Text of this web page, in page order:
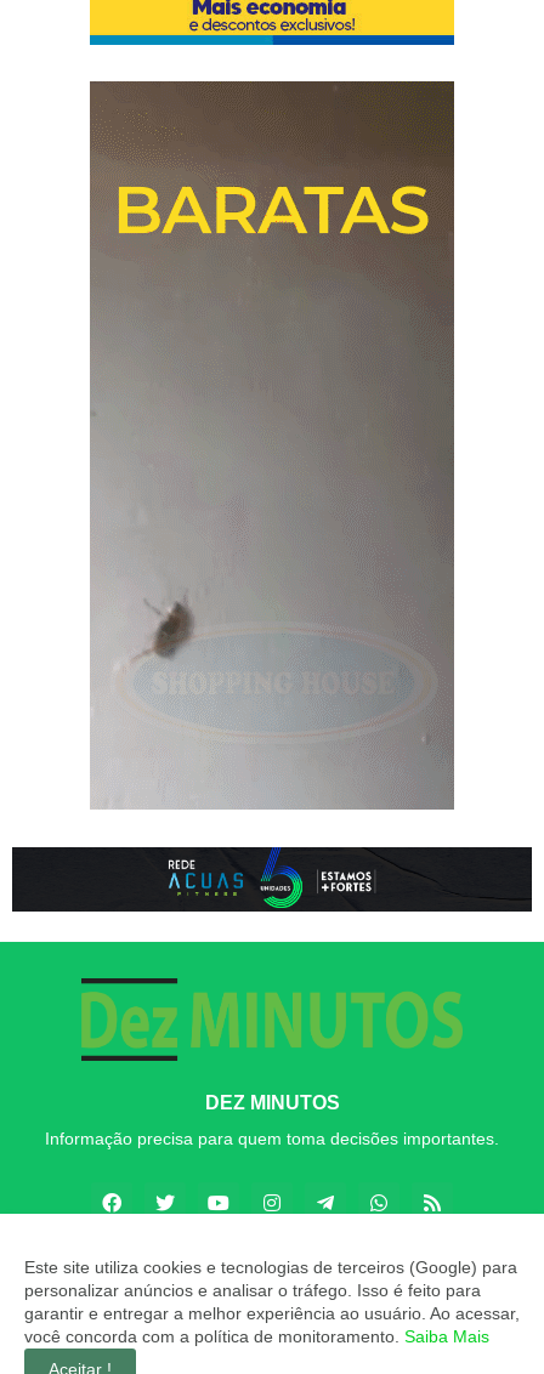
DEZ MINUTOS
Informação precisa para quem toma decisões importantes.
Copyright ©2026Dez MINUTOS
INÍCIO SOBRE CONTATO LGPD
EXPEDIENTE
Este site utiliza cookies e tecnologias de terceiros (Google) para
personalizar anúncios e analisar o tráfego. Isso é feito para
garantir e entregar a melhor experiência ao usuário. Ao acessar,
você concorda com a política de monitoramento. Saiba Mais
Aceitar !